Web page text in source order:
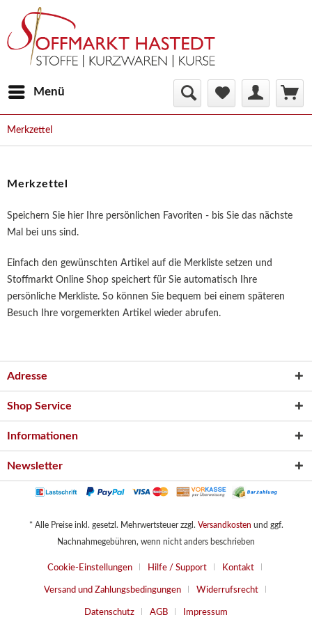
Menü
Merkzettel
Merkzettel
Speichern Sie hier Ihre persönlichen Favoriten - bis Sie das nächste
Mal bei uns sind.
Einfach den gewünschten Artikel auf die Merkliste setzen und
Stoffmarkt Online Shop speichert für Sie automatisch Ihre
persönliche Merkliste. So können Sie bequem bei einem späteren
Besuch Ihre vorgemerkten Artikel wieder abrufen.
Adresse
Shop Service
Informationen
Newsletter
* Alle Preise inkl. gesetzl. Mehrwertsteuer zzgl. Versandkosten und ggf.
Nachnahmegebühren, wenn nicht anders beschrieben
Cookie-Einstellungen Hilfe / Support Kontakt
Versand und Zahlungsbedingungen Widerrufsrecht
Datenschutz AGB Impressum